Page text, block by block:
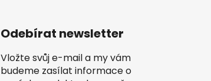
Odebírat newsletter
Vložte svůj e-mail a my vám
budeme zasílat informace o